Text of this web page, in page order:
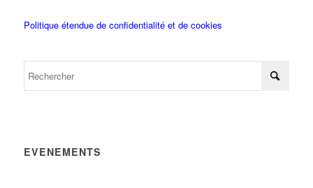
Politique étendue de confidentialité et de cookies
EVENEMENTS